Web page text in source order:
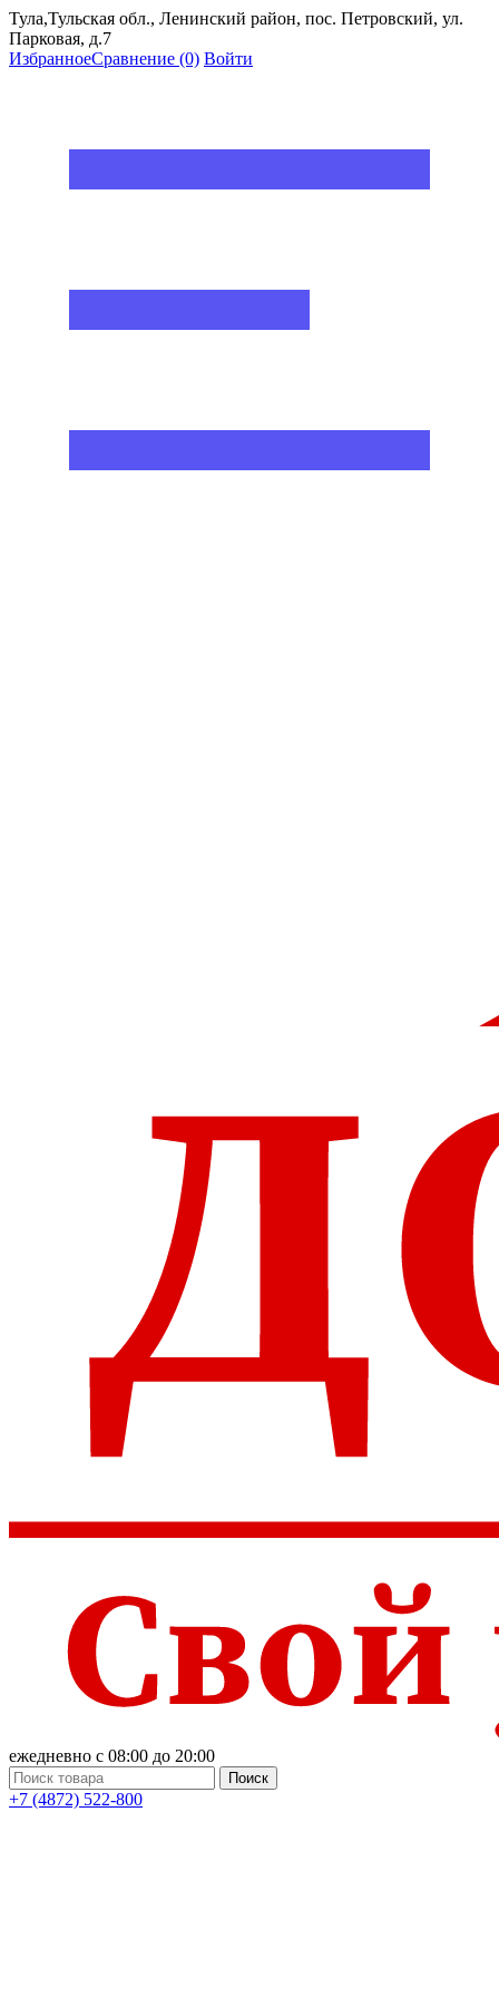
Тула,Тульская обл., Ленинский район, пос. Петровский, ул.
Парковая, д.7
ИзбранноеСравнение (0) Войти
ежедневно с 08:00 до 20:00
Поиск
+7 (4872) 522-800